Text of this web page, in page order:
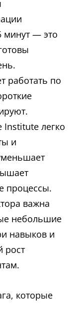
минут — это
работать по
легко
и
процессы.
важна
небольшие
навыков и
рост
которые